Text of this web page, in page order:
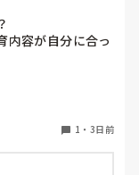
みが……
働かれているの
いました。今日
量だったそう
ように意識はし
内容が自分に合っ
が、実際はどう
は勘案しますが
はどうか…という
ますか？また、本
1 ・ 3日前